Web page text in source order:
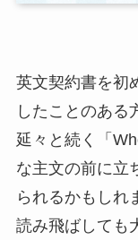
英文契約書を初
したことのある
延々と続く「
な主文の前に立
られるかもしれ
読み飛ばしても